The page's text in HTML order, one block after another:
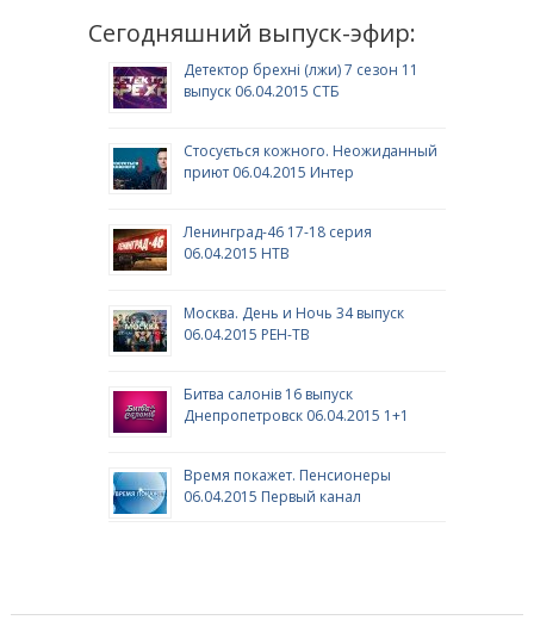
Сегодняшний выпуск-эфир:
Детектор брехні (лжи) 7 сезон 11
выпуск 06.04.2015 СТБ
Стосується кожного. Неожиданный
приют 06.04.2015 Интер
Ленинград-46 17-18 серия
06.04.2015 НТВ
Москва. День и Ночь 34 выпуск
06.04.2015 РЕН-ТВ
Битва салонів 16 выпуск
Днепропетровск 06.04.2015 1+1
Время покажет. Пенсионеры
06.04.2015 Первый канал